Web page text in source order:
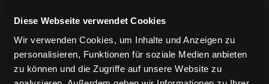
Diese Webseite verwendet Cookies
Wir verwenden Cookies, um Inhalte und Anzeigen zu
personalisieren, Funktionen für soziale Medien anbieten
zu können und die Zugriffe auf unsere Website zu